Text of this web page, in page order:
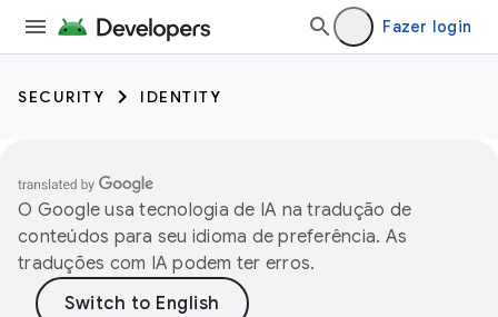
Fazer login
SECURITY IDENTITY
O Google usa tecnologia de IA na tradução de
conteúdos para seu idioma de preferência. As
traduções com IA podem ter erros.